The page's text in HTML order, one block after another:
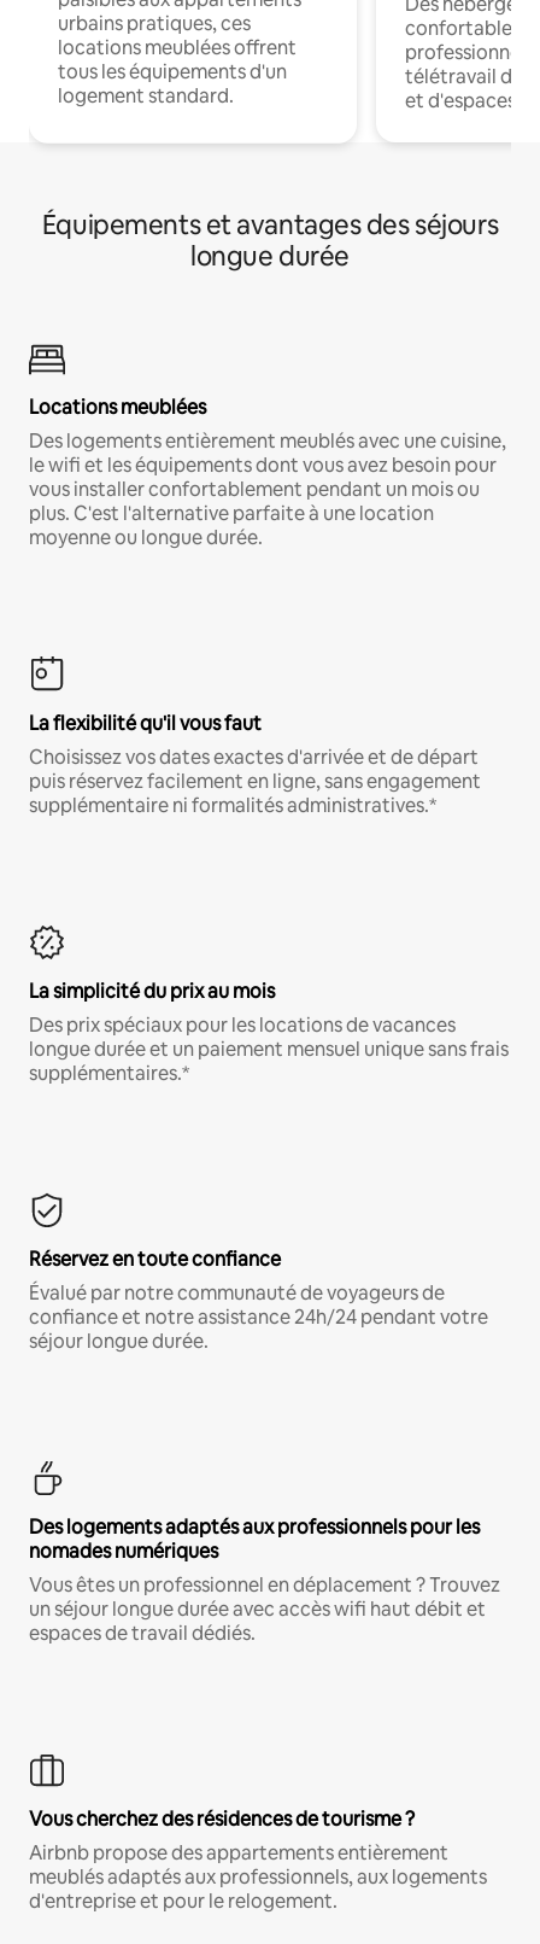
urbains pratiques, ces
locations meublées offrent
tous les équipements d'un
logement standard.
confortables
professionnels
télétravail
et d'espaces
Équipements et avantages des séjours
longue durée
Locations meublées
Des logements entièrement meublés avec une cuisine,
le wifi et les équipements dont vous avez besoin pour
vous installer confortablement pendant un mois ou
plus. C'est l'alternative parfaite à une location
moyenne ou longue durée.
La flexibilité qu'il vous faut
Choisissez vos dates exactes d'arrivée et de départ
puis réservez facilement en ligne, sans engagement
supplémentaire ni formalités administratives.*
La simplicité du prix au mois
Des prix spéciaux pour les locations de vacances
longue durée et un paiement mensuel unique sans frais
supplémentaires.*
Réservez en toute confiance
Évalué par notre communauté de voyageurs de
confiance et notre assistance 24h/24 pendant votre
séjour longue durée.
Des logements adaptés aux professionnels pour les
nomades numériques
Vous êtes un professionnel en déplacement ? Trouvez
un séjour longue durée avec accès wifi haut débit et
espaces de travail dédiés.
Vous cherchez des résidences de tourisme ?
Airbnb propose des appartements entièrement
meublés adaptés aux professionnels, aux logements
d'entreprise et pour le relogement.